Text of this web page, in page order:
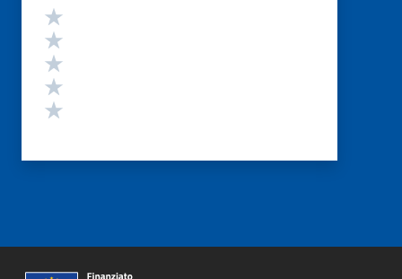
Valutazione